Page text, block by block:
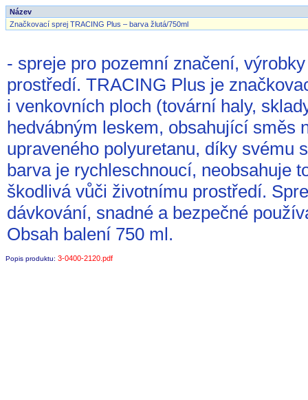
Název
Značkovací sprej TRACING Plus – barva žlutá/750ml
- spreje pro pozemní značení,
prostředí. TRACING Plus je
i venkovních ploch (tovární haly,
hedvábným leskem, obsahující směs
upraveného polyuretanu, díky svému
barva je rychleschnoucí, neobsahuje
škodlivá vůči životnímu prostředí.
dávkování, snadné a bezpečné
Obsah balení 750 ml.
Popis produktu: 3-0400-2120.pdf